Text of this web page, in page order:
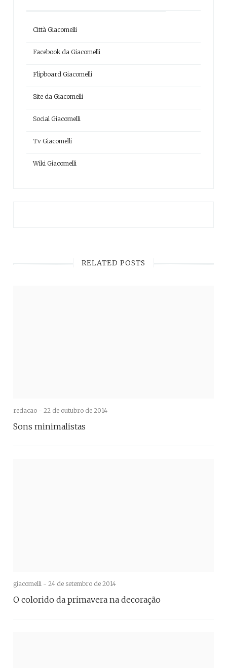
Città Giacomelli
Facebook da Giacomelli
Flipboard Giacomelli
Site da Giacomelli
Social Giacomelli
Tv Giacomelli
Wiki Giacomelli
RELATED POSTS
redacao - 22 de outubro de 2014
Sons minimalistas
giacomelli - 24 de setembro de 2014
O colorido da primavera na decoração